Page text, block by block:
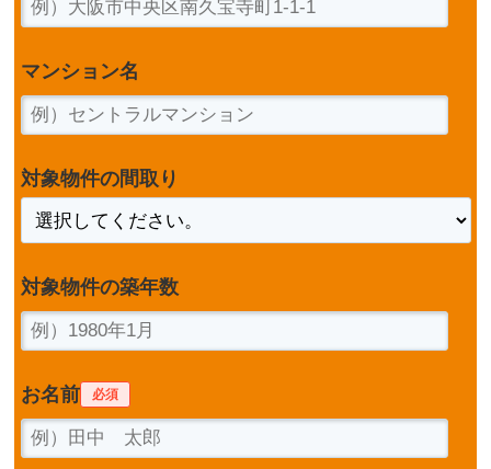
マンション名
対象物件の間取り
対象物件の築年数
お名前 必須